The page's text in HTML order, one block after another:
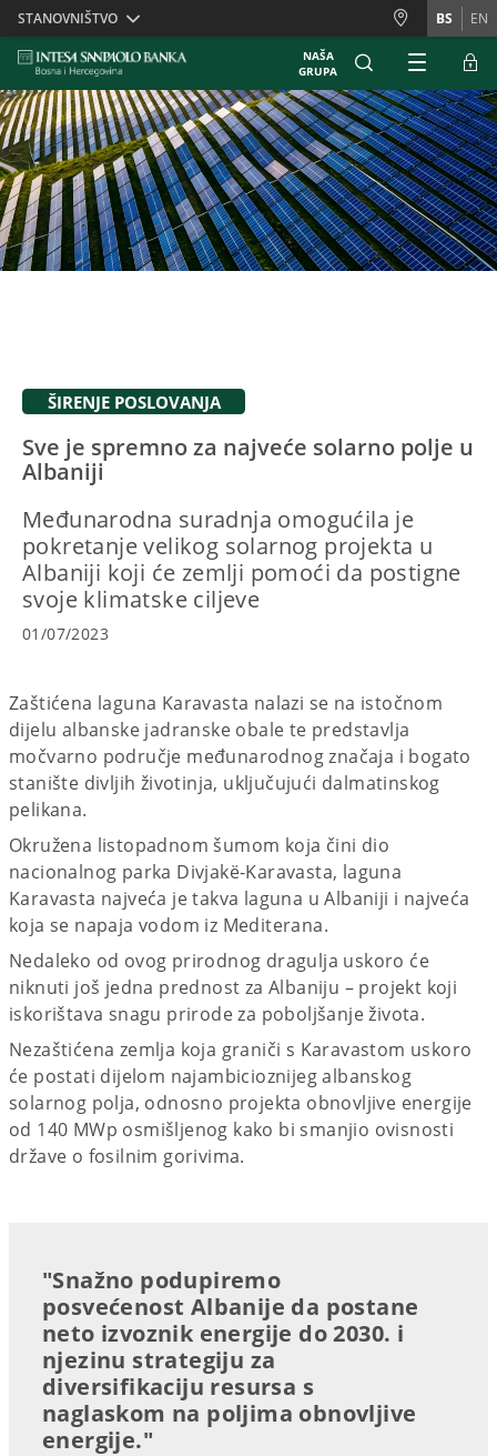
Skiplinks
STANOVNIŠTVO BS EN
NAŠA
GRUPA
ŠIRENJE POSLOVANJA
Sve je spremno za najveće solarno polje u
Albaniji
Međunarodna suradnja omogućila je
pokretanje velikog solarnog projekta u
Albaniji koji će zemlji pomoći da postigne
svoje klimatske ciljeve
01/07/2023
Zaštićena laguna Karavasta nalazi se na istočnom
dijelu albanske jadranske obale te predstavlja
močvarno područje međunarodnog značaja i bogato
stanište divljih životinja, uključujući dalmatinskog
pelikana.
Okružena listopadnom šumom koja čini dio
nacionalnog parka Divjakë-Karavasta, laguna
Karavasta najveća je takva laguna u Albaniji i najveća
koja se napaja vodom iz Mediterana.
Nedaleko od ovog prirodnog dragulja uskoro će
niknuti još jedna prednost za Albaniju – projekt koji
iskorištava snagu prirode za poboljšanje života.
Nezaštićena zemlja koja graniči s Karavastom uskoro
će postati dijelom najambicioznijeg albanskog
solarnog polja, odnosno projekta obnovljive energije
od 140 MWp osmišljenog kako bi smanjio ovisnosti
države o fosilnim gorivima.
"Snažno podupiremo
posvećenost Albanije da postane
neto izvoznik energije do 2030. i
njezinu strategiju za
diversifikaciju resursa s
naglaskom na poljima obnovljive
energije."